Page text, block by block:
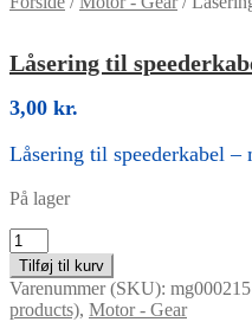
Låsering til
3,00 kr.
Låsering til speederkabel –
På lager
Låsering
til
speederkabel
antal
Tilføj til kurv
Varenummer (SKU): mg000215
products), Motor - Gear